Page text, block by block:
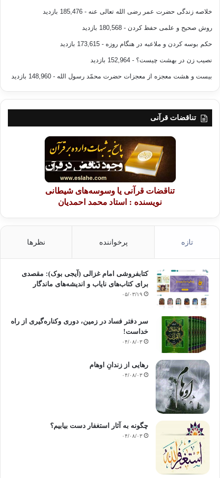
خلاصه زندگی حضرت عمر رضی الله تعالی عنه - 185,476 بازدید
روش صحیح و علمی حفظ کردن - 180,568 بازدید
حکم بوسه کردن و ملاعبه در هنگام روزه - 173,615 بازدید
نصیب زن در بهشت چیست؟ - 152,964 بازدید
بیست و هشت معجزه از معجزات حضرت محمّد رسول الله - 148,960 بازدید
تناقضات قرآنی
تناقضات قرآنی یا وسوسه‌های شیطانی
نویسنده : استاد محمد احمدیان
تازه پرخواننده نظرها
کتابفروشی امام غزالی (آیجی بوک): مقصدی
برای کتاب‌های نایاب و اندیشه‌های ماندگار
۰۵/۰۳/۱۹
سر دفتر فساد در زمین‌، دوری وکناره‌گیری از راه
خداست‌!
۰۴/۰۸/۰۳
رهایی از زندانِ اوهام
۰۴/۰۸/۰۳
چگونه به آثار استغفار دست بیابیم؟
۰۴/۰۸/۰۳